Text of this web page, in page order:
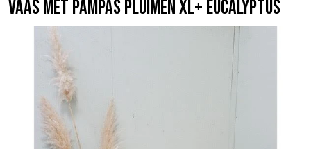
Vaas met pampas pluimen XL+ eucalyptus